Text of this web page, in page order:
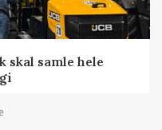
skal samle hele